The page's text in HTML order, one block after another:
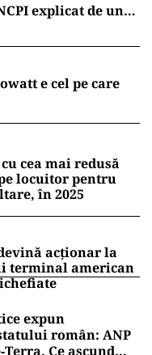
explicat de un
e cel pe care
cea mai redusă
locuitor pentru
în 2025
acționar la
terminal american
expun
român: ANP
Ce ascund